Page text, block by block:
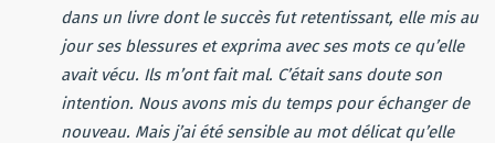
dans un livre dont le succès fut retentissant, elle mis au
jour ses blessures et exprima avec ses mots ce qu’elle
avait vécu. Ils m’ont fait mal. C’était sans doute son
intention. Nous avons mis du temps pour échanger de
nouveau. Mais j’ai été sensible au mot délicat qu’elle